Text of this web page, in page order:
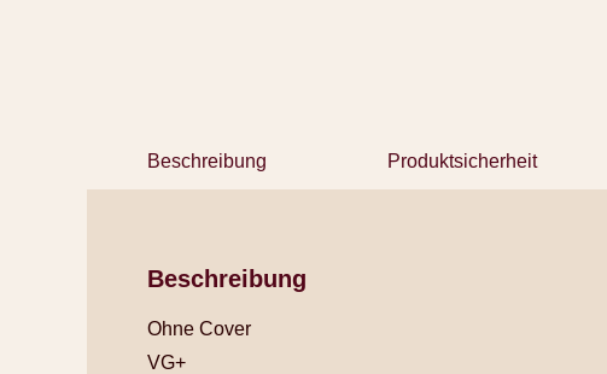
Beschreibung Produktsicherheit
Beschreibung
Ohne Cover
VG+